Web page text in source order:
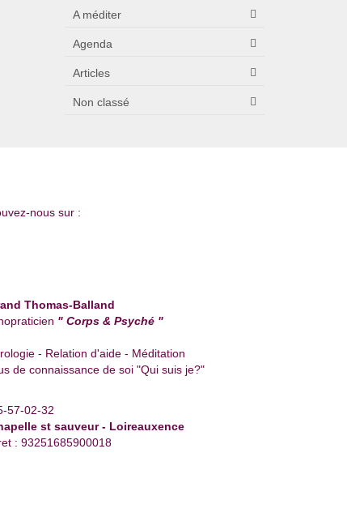
A méditer
Agenda
Articles
Non classé
nous sur :
Thomas-Balland
" Corps & Psyché "
- Relation d'aide - Méditation
de connaissance de soi "Qui suis je?"
57-02-32
st sauveur - Loireauxence
: 93251685900018